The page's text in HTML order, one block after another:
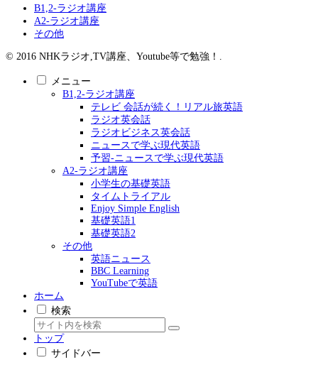
B1,2-ラジオ講座
A2-ラジオ講座
その他
© 2016 NHKラジオ,TV講座、Youtube等で勉強！.
メニュー
B1,2-ラジオ講座
テレビ 会話が続く！リアル旅英語
ラジオ英会話
ラジオビジネス英会話
ニュースで学ぶ現代英語
予習-ニュースで学ぶ現代英語
A2-ラジオ講座
小学生の基礎英語
タイムトライアル
Enjoy Simple English
基礎英語1
基礎英語2
その他
英語ニュース
BBC Learning
YouTubeで英語
ホーム
検索
トップ
サイドバー